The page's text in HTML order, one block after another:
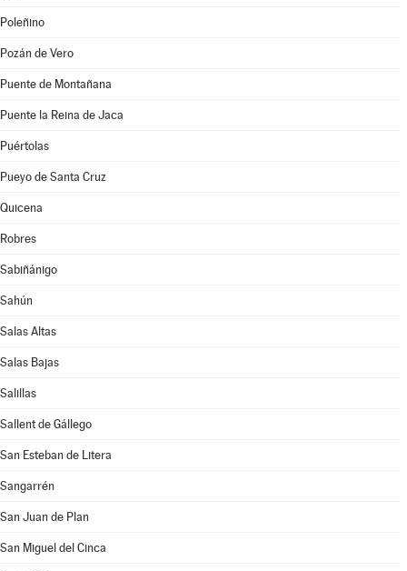
Poleñino
Pozán de Vero
Puente de Montañana
Puente la Reina de Jaca
Puértolas
Pueyo de Santa Cruz
Quicena
Robres
Sabiñánigo
Sahún
Salas Altas
Salas Bajas
Salillas
Sallent de Gállego
San Esteban de Litera
Sangarrén
San Juan de Plan
San Miguel del Cinca